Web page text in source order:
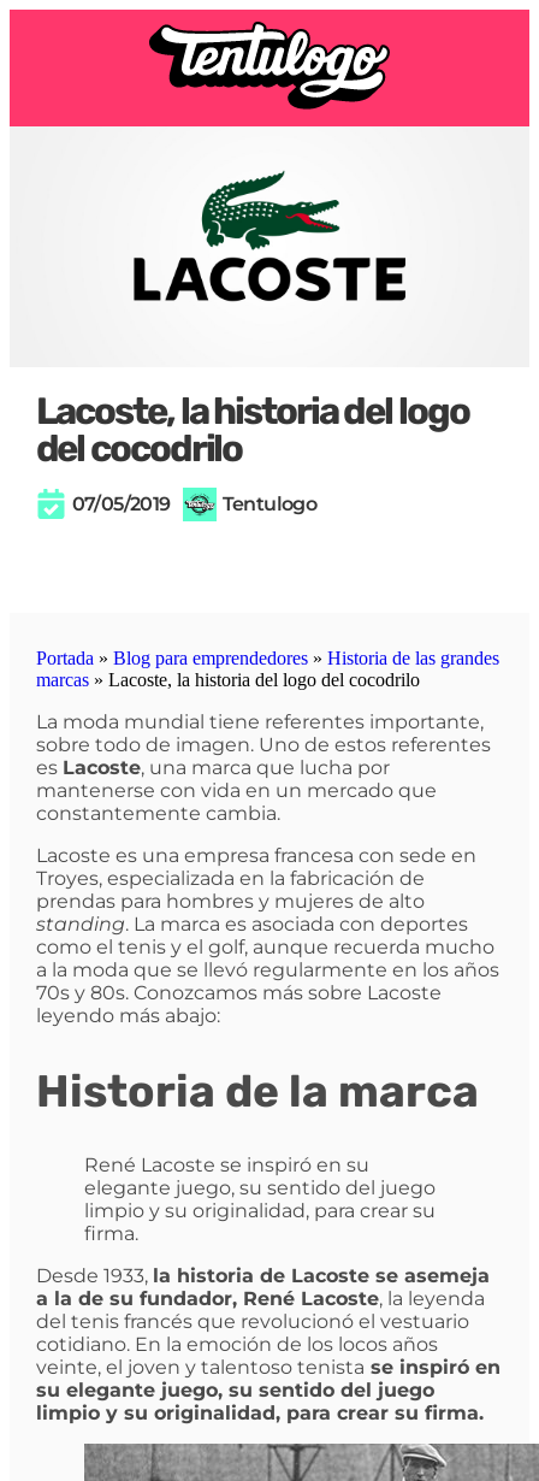
Lacoste, la historia del logo
del cocodrilo
07/05/2019 Tentulogo
Portada » Blog para emprendedores» Historia de las grandes
marcas» Lacoste, la historia del logo del cocodrilo
La moda mundial tiene referentes importante,
sobre todo de imagen. Uno de estos referentes
es Lacoste, una marca que lucha por
mantenerse con vida en un mercado que
constantemente cambia.
Lacoste es una empresa francesa con sede en
Troyes, especializada en la fabricación de
prendas para hombres y mujeres de alto
standing. La marca es asociada con deportes
como el tenis y el golf, aunque recuerda mucho
a la moda que se llevó regularmente en los años
70s y 80s. Conozcamos más sobre Lacoste
leyendo más abajo:
Historia de la marca
René Lacoste se inspiró en su
elegante juego, su sentido del juego
limpio y su originalidad, para crear su
firma.
Desde 1933, la historia de Lacoste se asemeja
a la de su fundador, René Lacoste, la leyenda
del tenis francés que revolucionó el vestuario
cotidiano. En la emoción de los locos años
veinte, el joven y talentoso tenista se inspiró en
su elegante juego, su sentido del juego
limpio y su originalidad, para crear su firma.